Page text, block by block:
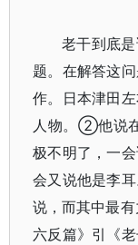
老干到底
题。在解答这
作。日本津田
人物。②他说
极不明了，一
会又说他是李
说，而其中最
六反篇》引《